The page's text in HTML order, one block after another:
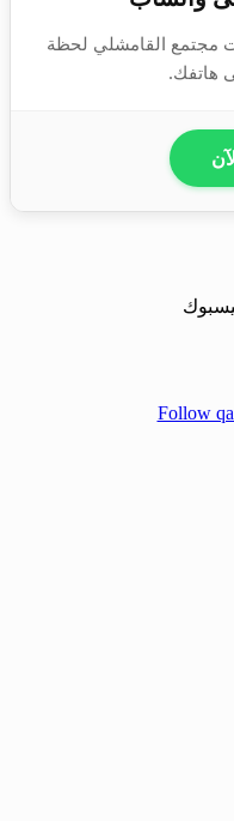
مجتمع القامشلي لحظة
هاتفك.